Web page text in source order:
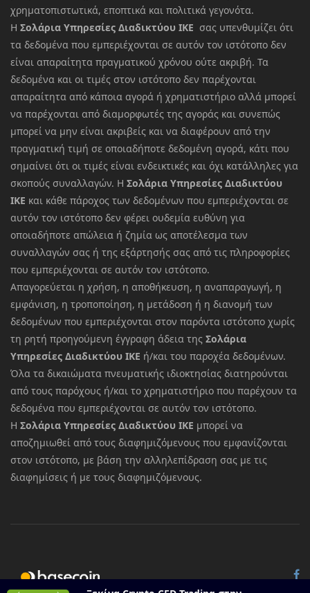
χρηματοπιστωτικά, εποπτικά και πολιτικά γεγονότα.
Η Σολάρια Υπηρεσίες Διαδικτύου ΙΚΕ σας υπενθυμίζει ότι
τα δεδομένα που εμπεριέχονται σε αυτόν τον ιστότοπο δεν
είναι απαραίτητα πραγματικού χρόνου ούτε ακριβή. Τα
δεδομένα και οι τιμές στον ιστότοπο δεν παρέχονται
απαραίτητα από κάποια αγορά ή χρηματιστήριο αλλά μπορεί
να παρέχονται από διαμορφωτές της αγοράς και συνεπώς
μπορεί να μην είναι ακριβείς και να διαφέρουν από την
πραγματική τιμή σε οποιαδήποτε δεδομένη αγορά, κάτι που
σημαίνει ότι οι τιμές είναι ενδεικτικές και όχι κατάλληλες για
σκοπούς συναλλαγών. Η Σολάρια Υπηρεσίες Διαδικτύου
ΙΚΕ και κάθε πάροχος των δεδομένων που εμπεριέχονται σε
αυτόν τον ιστότοπο δεν φέρει ουδεμία ευθύνη για
οποιαδήποτε απώλεια ή ζημία ως αποτέλεσμα των
συναλλαγών σας ή της εξάρτησής σας από τις πληροφορίες
που εμπεριέχονται σε αυτόν τον ιστότοπο.
Απαγορεύεται η χρήση, η αποθήκευση, η αναπαραγωγή, η
εμφάνιση, η τροποποίηση, η μετάδοση ή η διανομή των
δεδομένων που εμπεριέχονται στον παρόντα ιστότοπο χωρίς
τη ρητή προηγούμενη έγγραφη άδεια της Σολάρια
Υπηρεσίες Διαδικτύου ΙΚΕ ή/και του παροχέα δεδομένων.
Όλα τα δικαιώματα πνευματικής ιδιοκτησίας διατηρούνται
από τους παρόχους ή/και το χρηματιστήριο που παρέχουν τα
δεδομένα που εμπεριέχονται σε αυτόν τον ιστότοπο.
Η Σολάρια Υπηρεσίες Διαδικτύου ΙΚΕ μπορεί να
αποζημιωθεί από τους διαφημιζόμενους που εμφανίζονται
στον ιστότοπο, με βάση την αλληλεπίδραση σας με τις
διαφημίσεις ή με τους διαφημιζόμενους.